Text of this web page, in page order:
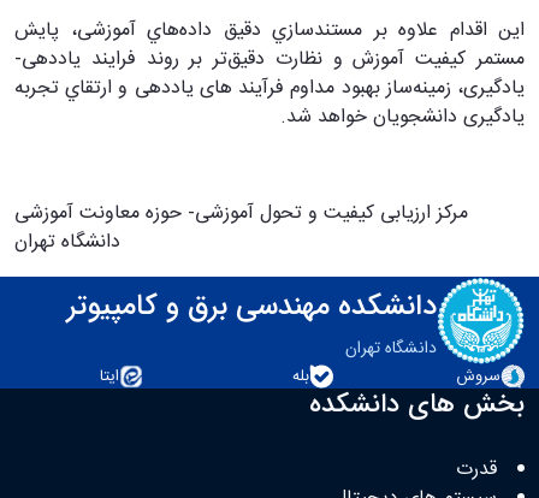
اين اقدام علاوه بر مستندسازي دقيق داده‌هاي آموزشی، پايش
مستمر كيفيت آموزش و نظارت دقيق‌تر بر روند فرايند ياددهی-
يادگيری، زمينه‌ساز بهبود مداوم فرآيند های ياددهی و ارتقاي تجربه
يادگيری دانشجويان خواهد شد.
مركز ارزيابی كيفيت و تحول آموزشی- حوزه معاونت آموزشی
دانشگاه تهران
دانشکده مهندسی برق و کامپیوتر
دانشگاه تهران
سروش
بله ایتا
بخش های دانشکده
قدرت